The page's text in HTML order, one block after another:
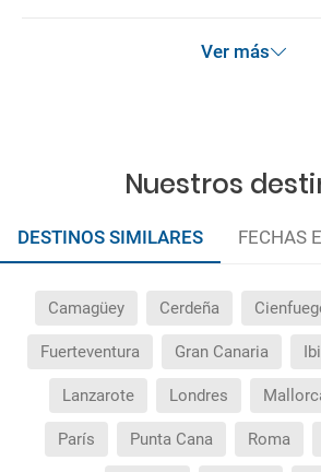
Ver más
Nuestros
DESTINOS SIMILARES FECHAS
Camagüey Cerdeña
Fuerteventura Gran Canaria
Lanzarote Londres
París Punta Cana Roma